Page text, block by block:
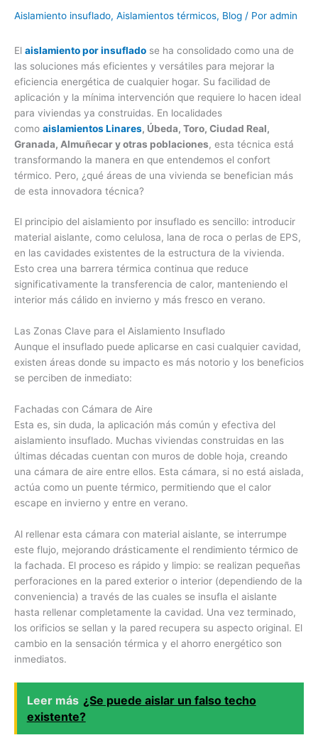
Aislamiento insuflado, Aislamientos térmicos, Blog / Por admin
El aislamiento por insuflado se ha consolidado como una de
las soluciones más eficientes y versátiles para mejorar la
eficiencia energética de cualquier hogar. Su facilidad de
aplicación y la mínima intervención que requiere lo hacen ideal
para viviendas ya construidas. En localidades
como aislamientos Linares, Úbeda, Toro, Ciudad Real,
Granada, Almuñecar y otras poblaciones, esta técnica está
transformando la manera en que entendemos el confort
térmico. Pero, ¿qué áreas de una vivienda se benefician más
de esta innovadora técnica?
El principio del aislamiento por insuflado es sencillo: introducir
material aislante, como celulosa, lana de roca o perlas de EPS,
en las cavidades existentes de la estructura de la vivienda.
Esto crea una barrera térmica continua que reduce
significativamente la transferencia de calor, manteniendo el
interior más cálido en invierno y más fresco en verano.
Las Zonas Clave para el Aislamiento Insuflado
Aunque el insuflado puede aplicarse en casi cualquier cavidad,
existen áreas donde su impacto es más notorio y los beneficios
se perciben de inmediato:
Fachadas con Cámara de Aire
Esta es, sin duda, la aplicación más común y efectiva del
aislamiento insuflado. Muchas viviendas construidas en las
últimas décadas cuentan con muros de doble hoja, creando
una cámara de aire entre ellos. Esta cámara, si no está aislada,
actúa como un puente térmico, permitiendo que el calor
escape en invierno y entre en verano.
Al rellenar esta cámara con material aislante, se interrumpe
este flujo, mejorando drásticamente el rendimiento térmico de
la fachada. El proceso es rápido y limpio: se realizan pequeñas
perforaciones en la pared exterior o interior (dependiendo de la
conveniencia) a través de las cuales se insufla el aislante
hasta rellenar completamente la cavidad. Una vez terminado,
los orificios se sellan y la pared recupera su aspecto original. El
cambio en la sensación térmica y el ahorro energético son
inmediatos.
Leer más ¿Se puede aislar un falso techo
existente?